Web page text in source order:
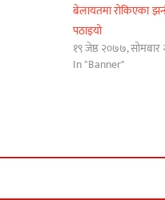
बेलायतमा रोकिएका
पठाइयो
१९ जेष्ठ २०७७, सोमबार
In "Banner"